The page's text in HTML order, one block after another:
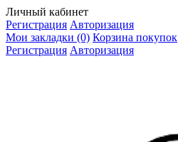
Личный кабинет
Регистрация Авторизация
Мои закладки (0) Корзина покупок
Регистрация Авторизация